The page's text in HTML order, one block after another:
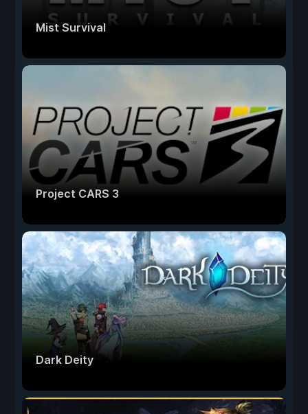
Mist Survival
Project CARS 3
Dark Deity